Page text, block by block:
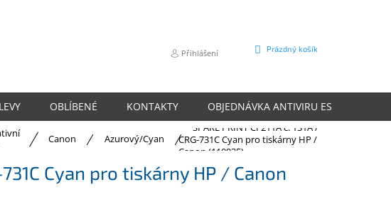
Přihlášení
NÁKUPNÍ
Prázdný košík
OBLÍBENÉ KONTAKTY OBJEDNÁVKA ANTIVIRU ESET
Canon Azurový/Cyan
SPARE PRINT CF211A č. 131A /
CRG-731C Cyan pro tiskárny HP /
Canon (110935)
731C Cyan pro tiskárny HP / Canon